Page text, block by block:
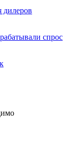
дилеров
спрос